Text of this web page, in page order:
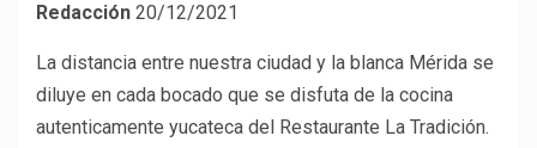
Redacción 20/12/2021
La distancia entre nuestra ciudad y la blanca Mérida se
diluye en cada bocado que se disfuta de la cocina
autenticamente yucateca del Restaurante La Tradición.